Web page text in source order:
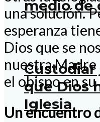
medio de
que Dios
Iglesia
una solución.
esperanza
Dios que se
nuestra Madre
el obispo en
Un encuentro